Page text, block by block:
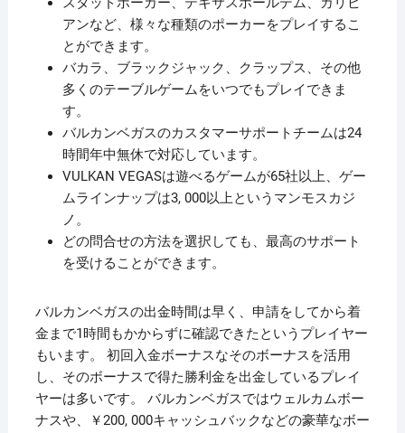
アンなど、様々な種類のポーカーをプレイするこ
とができます。
バカラ、ブラックジャック、クラップス、その他
多くのテーブルゲームをいつでもプレイできま
す。
バルカンベガスのカスタマーサポートチームは24
時間年中無休で対応しています。
VULKAN VEGASは遊べるゲームが65社以上、ゲー
ムラインナップは3, 000以上というマンモスカジ
ノ。
どの問合せの方法を選択しても、最高のサポート
を受けることができます。
バルカンベガスの出金時間は早く、申請をしてから着
金まで1時間もかからずに確認できたというプレイヤー
もいます。 初回入金ボーナスなそのボーナスを活用
し、そのボーナスで得た勝利金を出金しているプレイ
ヤーは多いです。 バルカンベガスではウェルカムボー
ナスや、￥200, 000キャッシュバックなどの豪華なボー